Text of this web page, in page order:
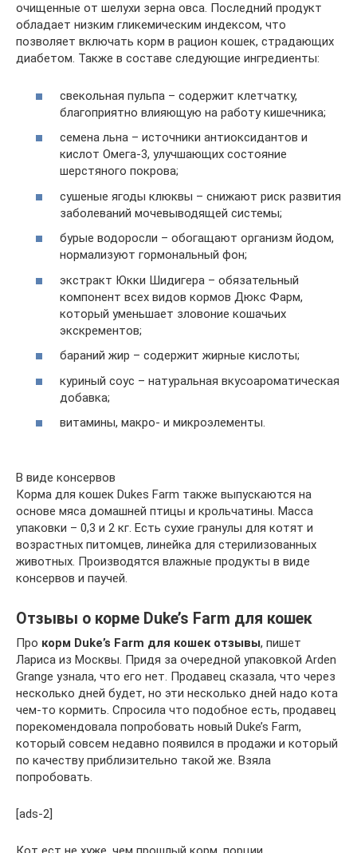
очищенные от шелухи зерна овса. Последний продукт
обладает низким гликемическим индексом, что
позволяет включать корм в рацион кошек, страдающих
диабетом. Также в составе следующие ингредиенты:
свекольная пульпа – содержит клетчатку,
благоприятно влияющую на работу кишечника;
семена льна – источники антиоксидантов и
кислот Омега-3, улучшающих состояние
шерстяного покрова;
сушеные ягоды клюквы – снижают риск развития
заболеваний мочевыводящей системы;
бурые водоросли – обогащают организм йодом,
нормализуют гормональный фон;
экстракт Юкки Шидигера – обязательный
компонент всех видов кормов Дюкс Фарм,
который уменьшает зловоние кошачьих
экскрементов;
бараний жир – содержит жирные кислоты;
куриный соус – натуральная вкусоароматическая
добавка;
витамины, макро- и микроэлементы.
В виде консервов
Корма для кошек Dukes Farm также выпускаются на
основе мяса домашней птицы и крольчатины. Масса
упаковки – 0,3 и 2 кг. Есть сухие гранулы для котят и
возрастных питомцев, линейка для стерилизованных
животных. Производятся влажные продукты в виде
консервов и паучей.
Отзывы о корме Duke’s Farm для кошек
Про корм Duke’s Farm для кошек отзывы, пишет
Лариса из Москвы. Придя за очередной упаковкой Arden
Grange узнала, что его нет. Продавец сказала, что через
несколько дней будет, но эти несколько дней надо кота
чем-то кормить. Спросила что подобное есть, продавец
порекомендовала попробовать новый Duke’s Farm,
который совсем недавно появился в продажи и который
по качеству приблизительно такой же. Взяла
попробовать.
[ads-2]